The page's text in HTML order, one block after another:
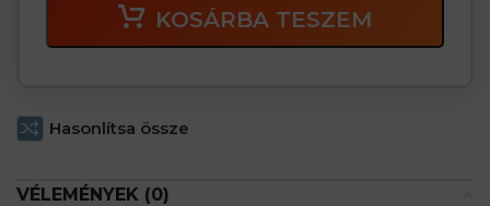
KOSÁRBA TESZEM
Hasonlítsa össze
VÉLEMÉNYEK (0)